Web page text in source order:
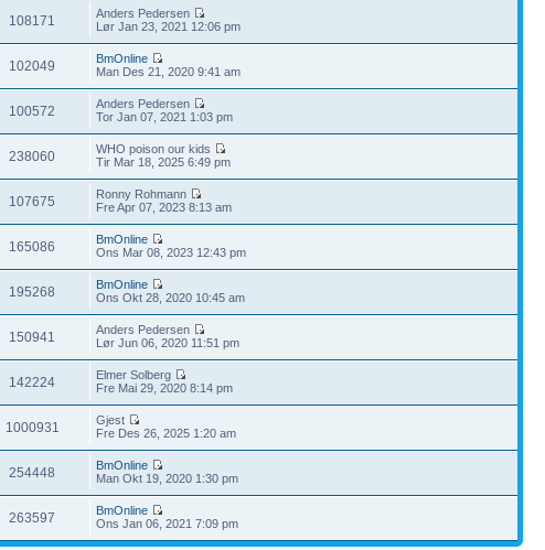
108171
Anders Pedersen
Lør Jan 23, 2021 12:06 pm
102049
BmOnline
Man Des 21, 2020 9:41 am
100572
Anders Pedersen
Tor Jan 07, 2021 1:03 pm
238060
WHO poison our kids
Tir Mar 18, 2025 6:49 pm
107675
Ronny Rohmann
Fre Apr 07, 2023 8:13 am
165086
BmOnline
Ons Mar 08, 2023 12:43 pm
195268
BmOnline
Ons Okt 28, 2020 10:45 am
150941
Anders Pedersen
Lør Jun 06, 2020 11:51 pm
142224
Elmer Solberg
Fre Mai 29, 2020 8:14 pm
1000931
Gjest
Fre Des 26, 2025 1:20 am
254448
BmOnline
Man Okt 19, 2020 1:30 pm
263597
BmOnline
Ons Jan 06, 2021 7:09 pm